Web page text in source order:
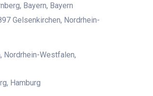
Bayern, Bayern
Gelsenkirchen, Nordrhein-
Nordrhein-Westfalen,
Hamburg